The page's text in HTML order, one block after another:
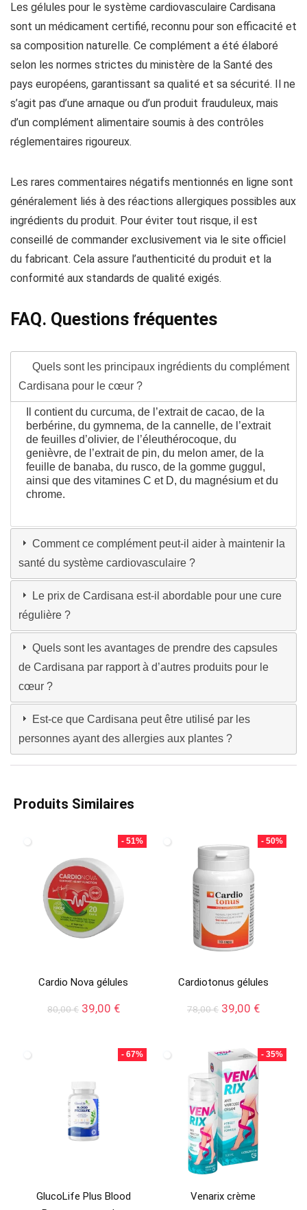
Les gélules pour le système cardiovasculaire Cardisana
sont un médicament certifié, reconnu pour son efficacité et
sa composition naturelle. Ce complément a été élaboré
selon les normes strictes du ministère de la Santé des
pays européens, garantissant sa qualité et sa sécurité. Il ne
s’agit pas d’une arnaque ou d’un produit frauduleux, mais
d’un complément alimentaire soumis à des contrôles
réglementaires rigoureux.
Les rares commentaires négatifs mentionnés en ligne sont
généralement liés à des réactions allergiques possibles aux
ingrédients du produit. Pour éviter tout risque, il est
conseillé de commander exclusivement via le site officiel
du fabricant. Cela assure l’authenticité du produit et la
conformité aux standards de qualité exigés.
FAQ. Questions fréquentes
Quels sont les principaux ingrédients du complément
Cardisana pour le cœur ?
Il contient du curcuma, de l’extrait de cacao, de la
berbérine, du gymnema, de la cannelle, de l’extrait
de feuilles d’olivier, de l’éleuthérocoque, du
genièvre, de l’extrait de pin, du melon amer, de la
feuille de banaba, du rusco, de la gomme guggul,
ainsi que des vitamines C et D, du magnésium et du
chrome.
Comment ce complément peut-il aider à maintenir la
santé du système cardiovasculaire ?
Le prix de Cardisana est-il abordable pour une cure
régulière ?
Quels sont les avantages de prendre des capsules
de Cardisana par rapport à d’autres produits pour le
cœur ?
Est-ce que Cardisana peut être utilisé par les
personnes ayant des allergies aux plantes ?
Produits Similaires
- 51%
Cardio Nova gélules
80,00€ Le
80,00 €.
39,00 €Le
est :
39,00 €.
- 50%
Cardiotonus gélules
78,00€ Le
était :
78,00 €.
39,00 €Le
est :
39,00 €.
- 67%
GlucoLife Plus Blood
- 35%
Venarix crème